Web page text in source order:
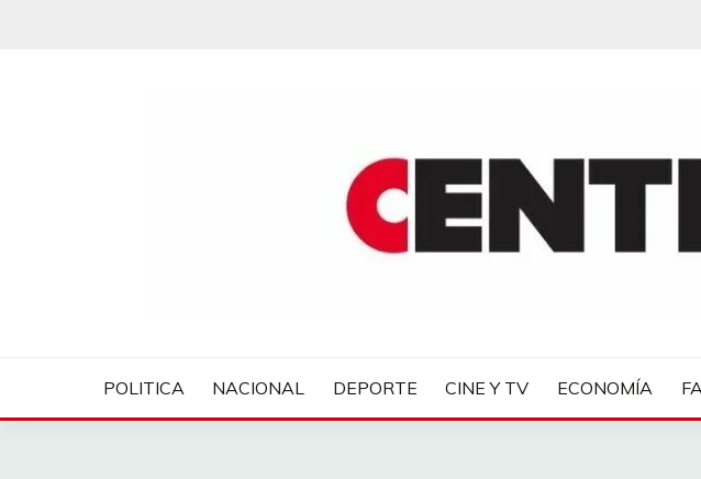
POLITICA NACIONAL DEPORTE CINE Y TV ECONOMÍA